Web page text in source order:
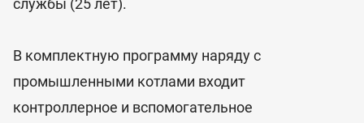
службы (25 лет).
В комплектную программу наряду с
промышленными котлами входит
контроллерное и вспомогательное